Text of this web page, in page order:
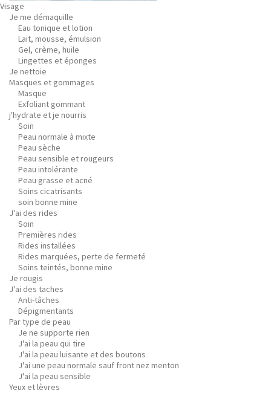
Visage
Je me démaquille
Eau tonique et lotion
Lait, mousse, émulsion
Gel, crème, huile
Lingettes et éponges
Je nettoie
Masques et gommages
Masque
Exfoliant gommant
j'hydrate et je nourris
Soin
Peau normale à mixte
Peau sèche
Peau sensible et rougeurs
Peau intolérante
Peau grasse et acné
Soins cicatrisants
soin bonne mine
J'ai des rides
Soin
Premières rides
Rides installées
Rides marquées, perte de fermeté
Soins teintés, bonne mine
Je rougis
J'ai des taches
Anti-tâches
Dépigmentants
Par type de peau
Je ne supporte rien
J'ai la peau qui tire
J'ai la peau luisante et des boutons
J'ai une peau normale sauf front nez menton
J'ai la peau sensible
Yeux et lèvres